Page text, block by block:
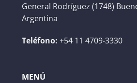
General Rodríguez (1748)
Argentina
Teléfono: +54 11 4709-3330
MENÚ